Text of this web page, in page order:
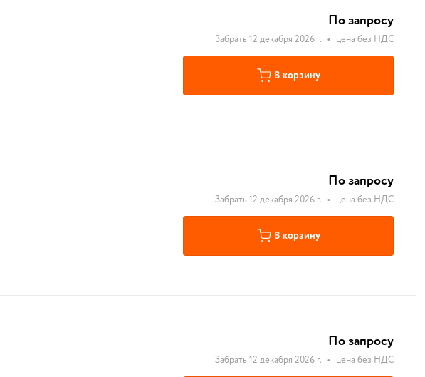
По запросу
Забрать 12 декабря 2026 г. • цена без НДС
В корзину
По запросу
Забрать 12 декабря 2026 г. • цена без НДС
В корзину
По запросу
Забрать 12 декабря 2026 г. • цена без НДС